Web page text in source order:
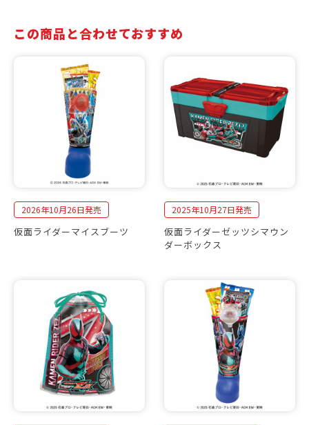
この商品と合わせておすすめ
2026年10月26日発売
仮面ライダーマイスブーツ
2025年10月27日発売
仮面ライダーゼッツシマウン
ダーボックス